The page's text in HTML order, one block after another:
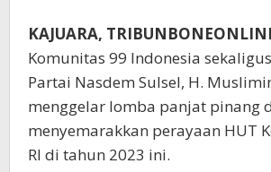
KAJUARA,
Komunitas 99 Indonesia
Partai Nasdem Sulsel, H.
menggelar lomba panjat pinang
menyemarakkan perayaan HUT
RI di tahun 2023 ini.